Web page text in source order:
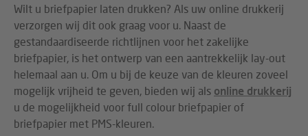
Wilt u briefpapier laten drukken? Als uw online drukkerij
verzorgen wij dit ook graag voor u. Naast de
gestandaardiseerde richtlijnen voor het zakelijke
briefpapier, is het ontwerp van een aantrekkelijk lay-out
helemaal aan u. Om u bij de keuze van de kleuren zoveel
mogelijk vrijheid te geven, bieden wij als online drukkerij
u de mogelijkheid voor full colour briefpapier of
briefpapier met PMS-kleuren.